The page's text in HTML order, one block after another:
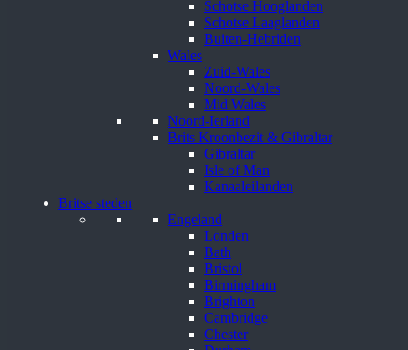
Schotse Hooglanden
Schotse Laaglanden
Buiten-Hebriden
Wales
Zuid-Wales
Noord-Wales
Mid Wales
Noord-Ierland
Brits Kroonbezit & Gibraltar
Gibraltar
Isle of Man
Kanaaleilanden
Britse steden
Engeland
Londen
Bath
Bristol
Birmingham
Brighton
Cambridge
Chester